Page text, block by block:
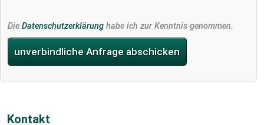
Die Datenschutzerklärung habe ich zur Kenntnis genommen.
unverbindliche Anfrage abschicken
Kontakt